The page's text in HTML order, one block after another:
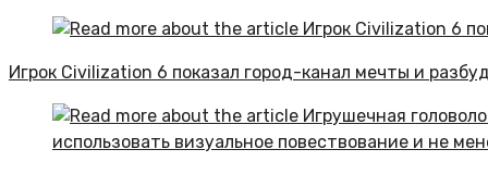
Игрок Civilization 6 показал город-канал мечты и